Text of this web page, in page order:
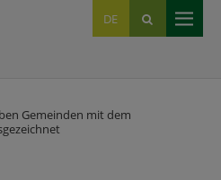
DE
IT
EN
Gemeinden mit dem